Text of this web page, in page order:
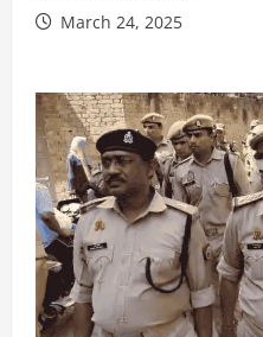
March 24, 2025